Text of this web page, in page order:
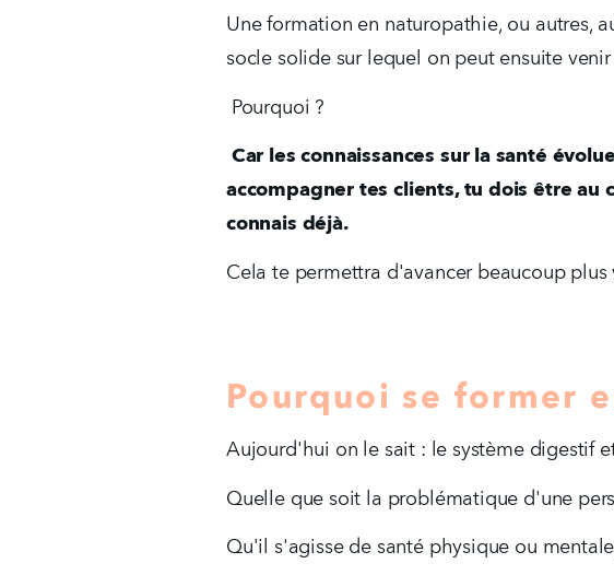
Une formation en naturopathie, ou autres,
socle solide sur lequel on peut ensuite
Pourquoi ?
Car les connaissances sur la santé
accompagner tes clients, tu dois être au
connais déjà.
Cela te permettra d'avancer beaucoup
Pourquoi se former
Aujourd'hui on le sait : le système digestif
Quelle que soit la problématique d'une
Qu'il s'agisse de santé physique ou